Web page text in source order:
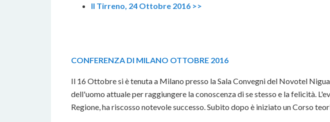
Il Tirreno, 24 Ottobre 2016 >>
CONFERENZA DI MILANO OTTOBRE 2016
Il 16 Ottobre si è tenuta a Milano presso la Sala Convegni del Novotel
dell'uomo attuale per raggiungere la conoscenza di se stesso e la felicità.
Regione, ha riscosso notevole successo. Subito dopo è iniziato un Corso